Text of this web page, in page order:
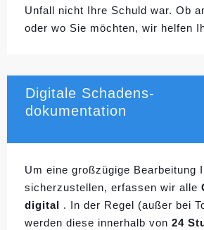
Unfall nicht Ihre Schuld war. Ob
oder wo Sie möchten, wir helfen
Digitale Schadens-
dokumentation
Um eine großzügige Bearbeitung
sicherzustellen, erfassen wir alle
digital . In der Regel (außer bei
werden diese innerhalb von 24